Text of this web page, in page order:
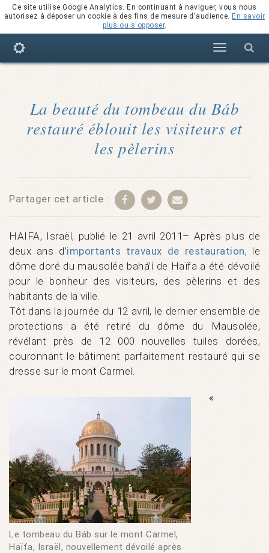
Ce site utilise Google Analytics. En continuant à naviguer, vous nous
autorisez à déposer un cookie à des fins de mesure d'audience. En savoir
plus ou s'opposer.
Navigation
La beauté du tombeau du Báb
restauré éblouit les visiteurs et
les pèlerins
Partager cet article :
HAIFA, Israël, publié le 21 avril 2011– Après plus de
deux ans d’importants travaux de restauration, le
dôme doré du mausolée bahá’í de Haïfa a été dévoilé
pour le bonheur des visiteurs, des pèlerins et des
habitants de la ville.
Tôt dans la journée du 12 avril, le dernier ensemble de
protections a été retiré du dôme du Mausolée,
révélant près de 12 000 nouvelles tuiles dorées,
couronnant le bâtiment parfaitement restauré qui se
dresse sur le mont Carmel.
Le tombeau du Báb sur le mont Carmel,
Haïfa, Israël, nouvellement dévoilé après
«